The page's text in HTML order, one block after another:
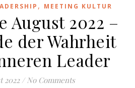
, MEETING KULTUR
August 2022 –
der Wahrheit
Leader
2022 / No Comments